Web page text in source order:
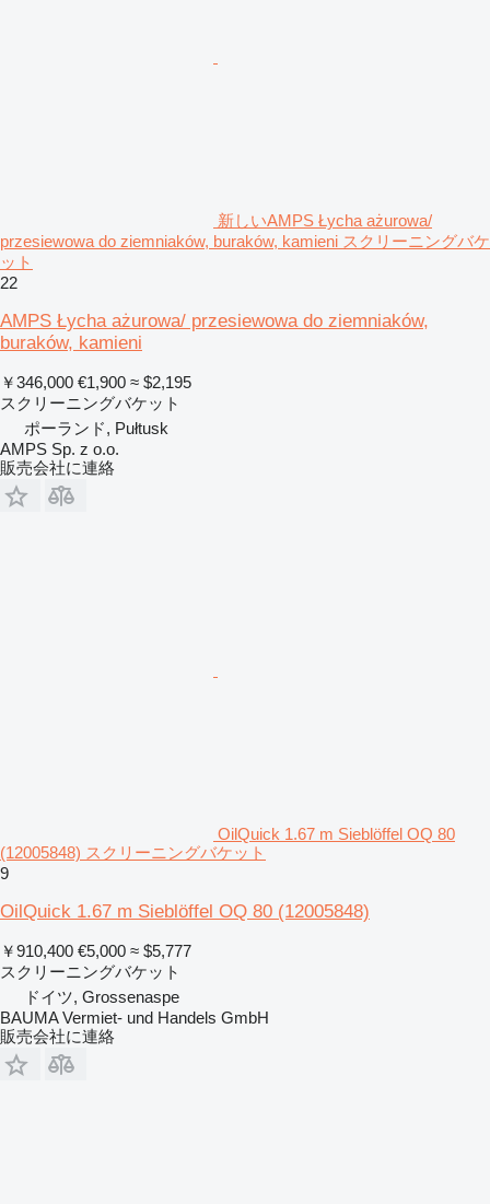
新しいAMPS Łycha ażurowa/
przesiewowa do ziemniaków, buraków, kamieni スクリーニングバケ
ット
22
AMPS Łycha ażurowa/ przesiewowa do ziemniaków,
buraków, kamieni
￥346,000 €1,900 ≈ $2,195
スクリーニングバケット
ポーランド, Pułtusk
AMPS Sp. z o.o.
販売会社に連絡
OilQuick 1.67 m Sieblöffel OQ 80
(12005848) スクリーニングバケット
9
OilQuick 1.67 m Sieblöffel OQ 80 (12005848)
￥910,400 €5,000 ≈ $5,777
スクリーニングバケット
ドイツ, Grossenaspe
BAUMA Vermiet- und Handels GmbH
販売会社に連絡